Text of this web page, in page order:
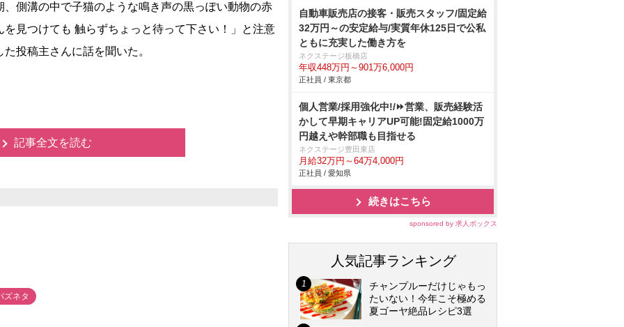
、側溝の中で子猫のような鳴き声の黒っぽい動物の赤
を見つけても 触らずちょっと待って下さい！」と注意
た投稿主さんに話を聞いた。
記事全文を読む
ズネタ
自動車販売店の接客・販売スタッフ/固定給
32万円～の安定給与/実質年休125日で公私
ともに充実した働き方を
ネクステージ板橋店
年収448万円～901万6,000円
正社員 / 東京都
個人営業/採用強化中!/⏩️営業、販売経験活
かして早期キャリアUP可能!固定給1000万
円越えや幹部職も目指せる
ネクステージ豊田東店
月給32万円～64万4,000円
正社員 / 愛知県
続きはこちら
sponsored by 求人ボックス
人気記事ランキング
チャンプルーだけじゃもっ
たいない！今年こそ極める
夏ゴーヤ絶品レシピ3選